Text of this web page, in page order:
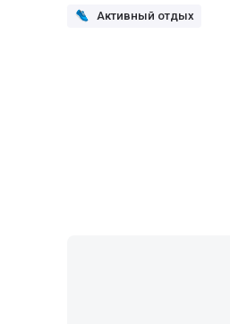
Активный отдых